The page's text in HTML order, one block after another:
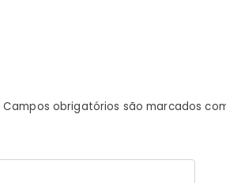
Campos obrigatórios são marcados